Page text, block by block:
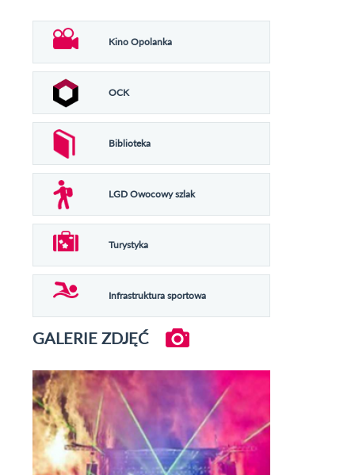
Kino Opolanka
OCK
Biblioteka
LGD Owocowy szlak
Turystyka
Infrastruktura sportowa
GALERIE ZDJĘĆ